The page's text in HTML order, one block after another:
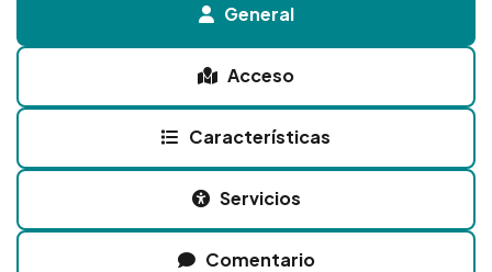
General
Acceso
Características
Servicios
Comentario